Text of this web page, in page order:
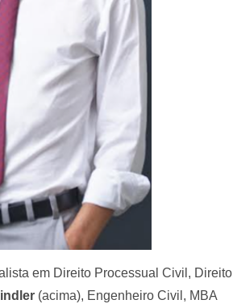
em Direito Processual Civil, Direito
(acima), Engenheiro Civil, MBA